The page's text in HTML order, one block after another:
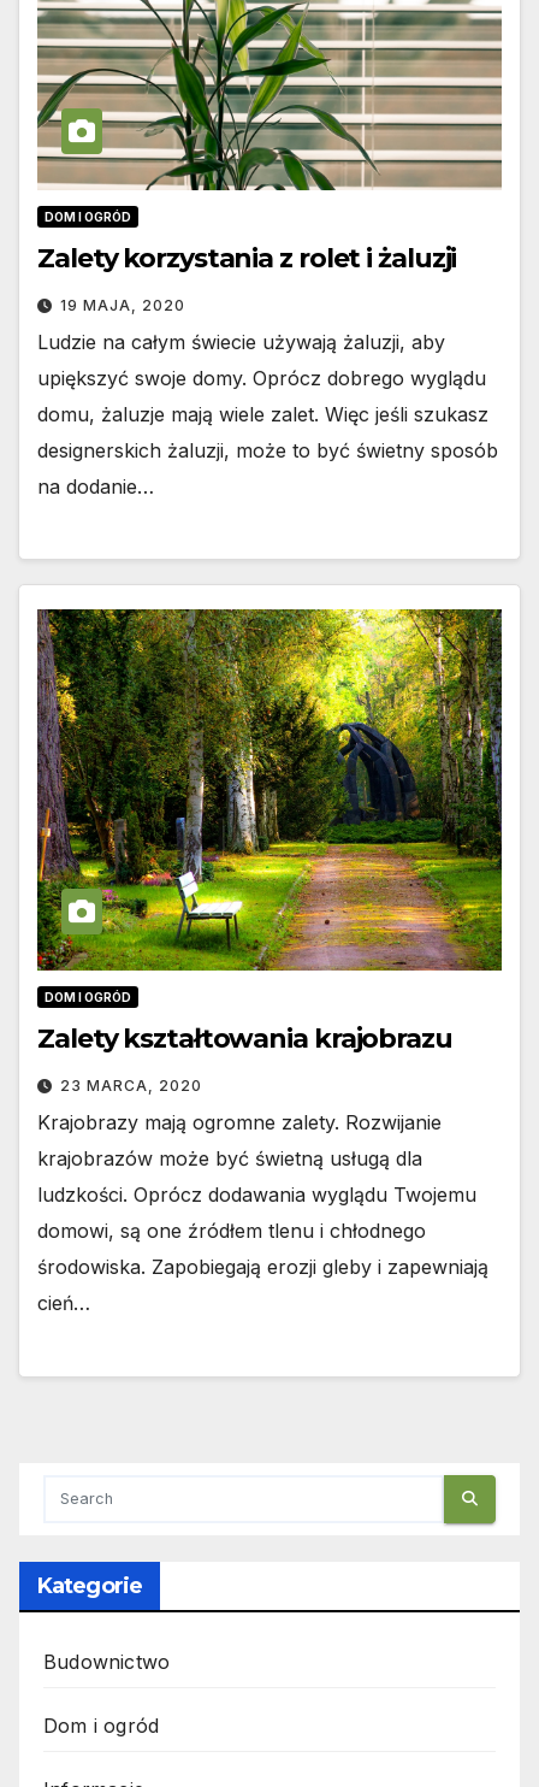
DOM I OGRÓD
Zalety korzystania z rolet i żaluzji
19 MAJA, 2020
Ludzie na całym świecie używają żaluzji, aby
upiększyć swoje domy. Oprócz dobrego wyglądu
domu, żaluzje mają wiele zalet. Więc jeśli szukasz
designerskich żaluzji, może to być świetny sposób
na dodanie…
DOM I OGRÓD
Zalety kształtowania krajobrazu
23 MARCA, 2020
Krajobrazy mają ogromne zalety. Rozwijanie
krajobrazów może być świetną usługą dla
ludzkości. Oprócz dodawania wyglądu Twojemu
domowi, są one źródłem tlenu i chłodnego
środowiska. Zapobiegają erozji gleby i zapewniają
cień…
Kategorie
Budownictwo
Dom i ogród